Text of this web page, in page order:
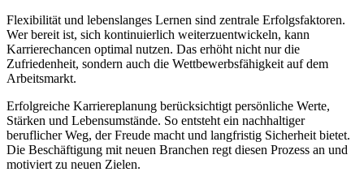
Flexibilität und lebenslanges Lernen sind zentrale Erfolgsfaktoren.
Wer bereit ist, sich kontinuierlich weiterzuentwickeln, kann
Karrierechancen optimal nutzen. Das erhöht nicht nur die
Zufriedenheit, sondern auch die Wettbewerbsfähigkeit auf dem
Arbeitsmarkt.
Erfolgreiche Karriereplanung berücksichtigt persönliche Werte,
Stärken und Lebensumstände. So entsteht ein nachhaltiger
beruflicher Weg, der Freude macht und langfristig Sicherheit bietet.
Die Beschäftigung mit neuen Branchen regt diesen Prozess an und
motiviert zu neuen Zielen.